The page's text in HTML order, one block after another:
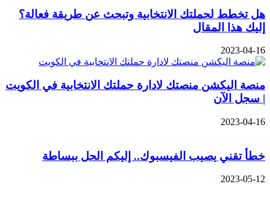
هل تخطط لحملتك الانتخابية وتبحث عن طريقة فعالة؟
إليك هذا المقال
2023-04-16
منصة اليكشن منصتك لادارة حملتك الانتخابية في الكويت
| سجل الآن
2023-04-16
خطأ تقني يصيب الفيسبوك.. إليكم الحل ببساطة
2023-05-12